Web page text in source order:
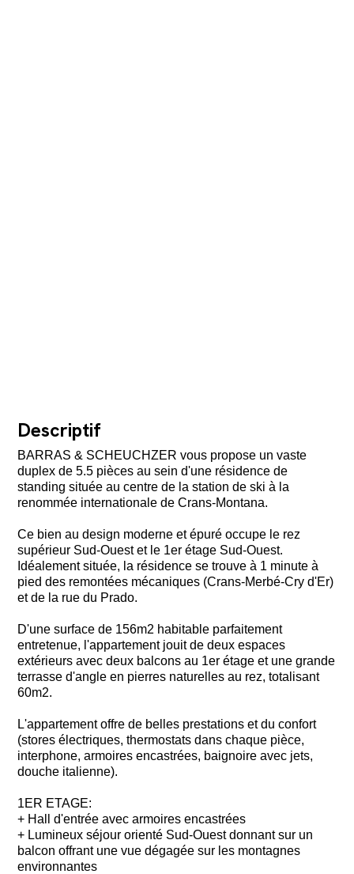
Descriptif
BARRAS & SCHEUCHZER vous propose un vaste
duplex de 5.5 pièces au sein d'une résidence de
standing située au centre de la station de ski à la
renommée internationale de Crans-Montana.
Ce bien au design moderne et épuré occupe le rez
supérieur Sud-Ouest et le 1er étage Sud-Ouest.
Idéalement située, la résidence se trouve à 1 minute à
pied des remontées mécaniques (Crans-Merbé-Cry d'Er)
et de la rue du Prado.
D'une surface de 156m2 habitable parfaitement
entretenue, l'appartement jouit de deux espaces
extérieurs avec deux balcons au 1er étage et une grande
terrasse d'angle en pierres naturelles au rez, totalisant
60m2.
L'appartement offre de belles prestations et du confort
(stores électriques, thermostats dans chaque pièce,
interphone, armoires encastrées, baignoire avec jets,
douche italienne).
1ER ETAGE:
+ Hall d'entrée avec armoires encastrées
+ Lumineux séjour orienté Sud-Ouest donnant sur un
balcon offrant une vue dégagée sur les montagnes
environnantes